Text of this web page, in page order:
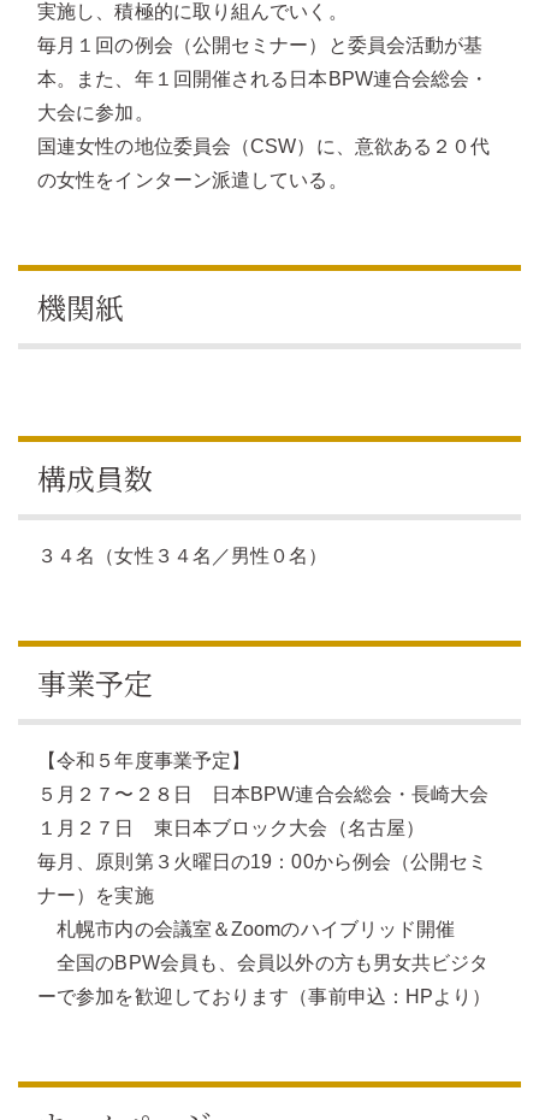
実施し、積極的に取り組んでいく。
毎月１回の例会（公開セミナー）と委員会活動が基
本。また、年１回開催される日本BPW連合会総会・
大会に参加。
国連女性の地位委員会（CSW）に、意欲ある２０代
の女性をインターン派遣している。
機関紙
構成員数
３４名（女性３４名／男性０名）
事業予定
【令和５年度事業予定】
５月２７〜２８日 日本BPW連合会総会・長崎大会
１月２７日 東日本ブロック大会（名古屋）
毎月、原則第３火曜日の19：00から例会（公開セミ
ナー）を実施
札幌市内の会議室＆Zoomのハイブリッド開催
全国のBPW会員も、会員以外の方も男女共ビジタ
ーで参加を歓迎しております（事前申込：HPより）